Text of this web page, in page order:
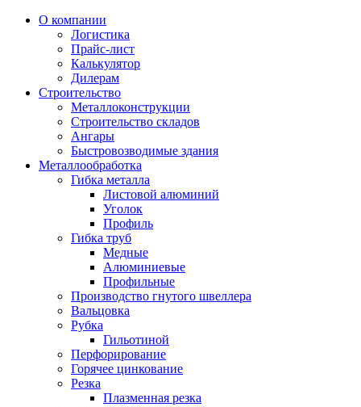
О компании
Логистика
Прайс-лист
Калькулятор
Дилерам
Строительство
Металлоконструкции
Строительство складов
Ангары
Быстровозводимые здания
Металлообработка
Гибка металла
Листовой алюминий
Уголок
Профиль
Гибка труб
Медные
Алюминиевые
Профильные
Производство гнутого швеллера
Вальцовка
Рубка
Гильотиной
Перфорирование
Горячее цинкование
Резка
Плазменная резка